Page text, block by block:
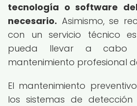
tecnología o software
necesario. Asimismo, se
con un servicio técnico
pueda llevar a cabo
mantenimiento profesional
El mantenimiento
los sistemas de